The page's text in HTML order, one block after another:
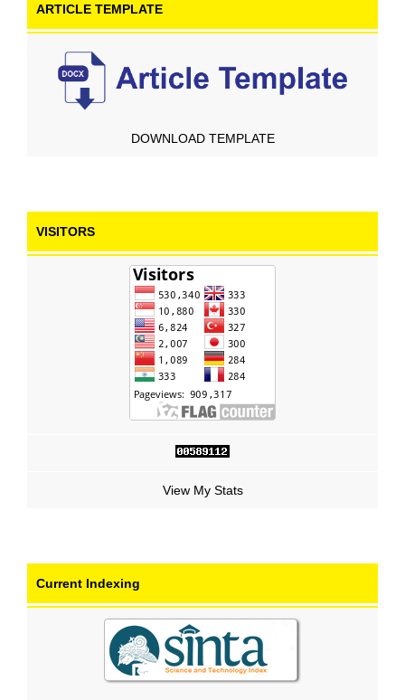
ARTICLE TEMPLATE
DOWNLOAD TEMPLATE
VISITORS
View My Stats
Current Indexing